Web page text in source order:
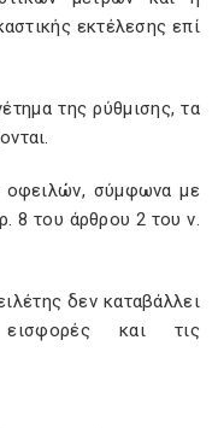
εκτέλεσης επί
της ρύθμισης, τα
οφειλών, σύμφωνα με
8 του άρθρου 2 του ν.
δεν καταβάλλει
και τις